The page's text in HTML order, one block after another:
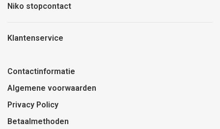
Niko stopcontact
Klantenservice
Contactinformatie
Algemene voorwaarden
Privacy Policy
Betaalmethoden